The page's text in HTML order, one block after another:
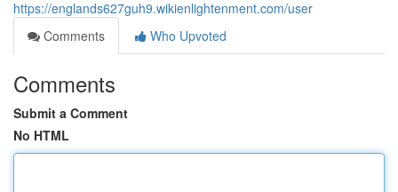
https://englands627guh9.wikienlightenment.com/user
Comments
Who Upvoted
Comments
Submit a Comment
No HTML